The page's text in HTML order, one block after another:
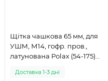
Щітка чашкова 65 мм, для
УШМ, М14, гофр. пров.,
латунована Polax (54-175)
Доставка 1-3 дні